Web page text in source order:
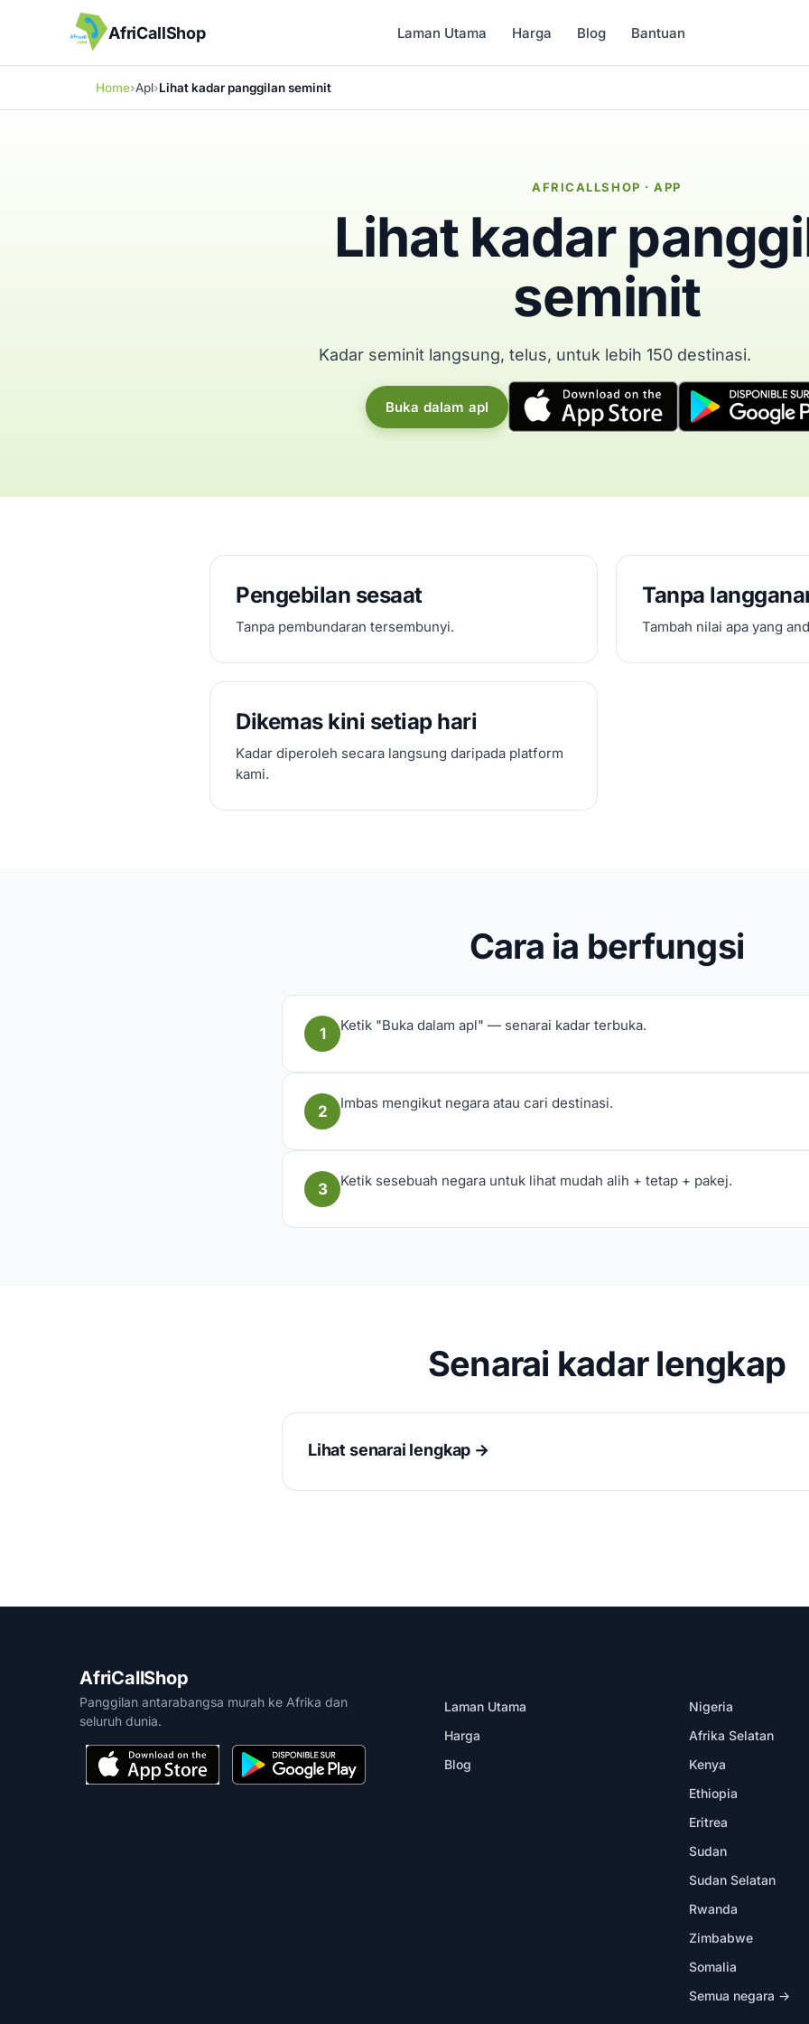
AfriCallShop Laman Utama Harga Blog Bantuan
Home Apl Lihat kadar panggilan seminit
AFRICALLSHOP · APP
Lihat kadar
seminit
Kadar seminit langsung, telus, untuk lebih 150 destinasi.
Buka dalam apl
Pengebilan sesaat
Tanpa pembundaran tersembunyi.
Tanpa
Tambah nilai apa yang
Dikemas kini setiap hari
Kadar diperoleh secara langsung daripada platform
kami.
Cara ia berfungsi
1 Ketik "Buka dalam apl" — senarai kadar terbuka.
2 Imbas mengikut negara atau cari destinasi.
3 Ketik sesebuah negara untuk lihat mudah alih + tetap + pakej.
Senarai kadar lengkap
Lihat senarai lengkap →
AfriCallShop
Panggilan antarabangsa murah ke Afrika dan
seluruh dunia.
Laman Utama
Harga
Blog
Nigeria
Afrika Selatan
Kenya
Ethiopia
Eritrea
Sudan
Sudan Selatan
Rwanda
Zimbabwe
Somalia
Semua negara →